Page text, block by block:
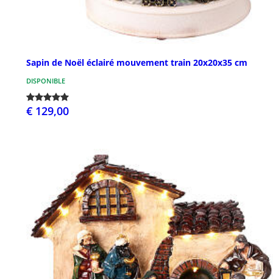
Sapin de Noël éclairé mouvement train 20x20x35 cm
DISPONIBLE
€ 129,00